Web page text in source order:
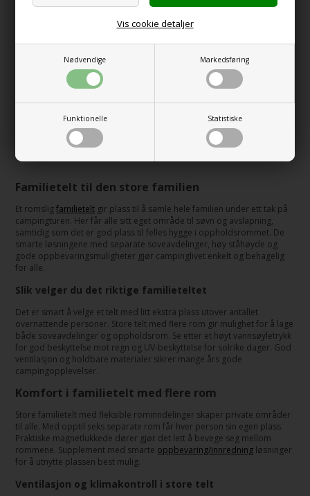
Nødvendige Markedsføring
Funktionelle Statistiske
Vis cookie detaljer
Air Premium Familietelt
19.619,00 NOK
23.079,00
Familietelt til den store familien
Et romsligfamilietelt gir plass til å samle hele familien under ett tak på
campingturen. Her får alle sitt eget område til søvn og avslapning,
samtidig som det er god plass til felles hygge i oppholdsrommet. De
smarte løsningene med separate soveavdelinger, høy ståhøyde og
gode oppbevaringsmuligheter gjør campinglivet enkelt og behagelig
for alle.
Slik velger du det riktige familieteltet
Det er smart å velge et telt med litt ekstra plass utover antallet
overnattende personer. Store telt med flere rom gir mulighet for å lage
både soveavdelinger og oppholdsrom. Se etter et høyt vannsøyletrykk
for god beskyttelse mot regn og UV-beskyttelse for solrike dager. God
ventilasjon og holdbare materialer sikrer mange års gode
campingopplevelser.
Komfort i familietelt med flere rom
Store familietelt med fleksible rominndelinger skaper private områder
til alle. Med opptil seks separate rom får hver person sin egen plass.
Praktiske magnetlukkede dører gjør det lett å bevege seg mellom
rommene. Supplement med smarte oppbevaring/innredning løsninger
for å utnytte plassen best mulig.
Ventilasjon og klimakontroll i store telt